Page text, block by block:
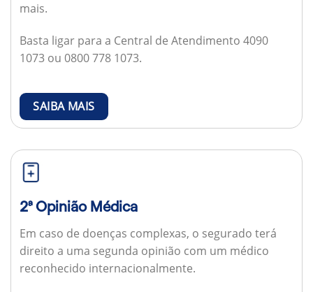
mais.
Basta ligar para a Central de Atendimento 4090
1073 ou 0800 778 1073.
SAIBA MAIS
2ª Opinião Médica
Em caso de doenças complexas, o segurado terá
direito a uma segunda opinião com um médico
reconhecido internacionalmente.